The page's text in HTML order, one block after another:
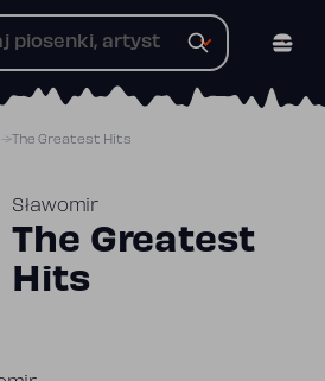
The Greatest Hits
Sławomir
The Greatest
Hits